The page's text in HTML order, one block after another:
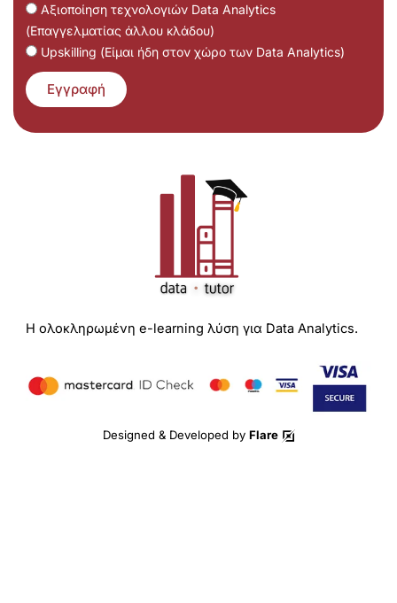
Αξιοποίηση τεχνολογιών Data Analytics
(Επαγγελματίας άλλου κλάδου)
Upskilling (Είμαι ήδη στον χώρο των Data Analytics)
Εγγραφή
Η ολοκληρωμένη e-learning λύση για Data Analytics.
Designed & Developed by Flare